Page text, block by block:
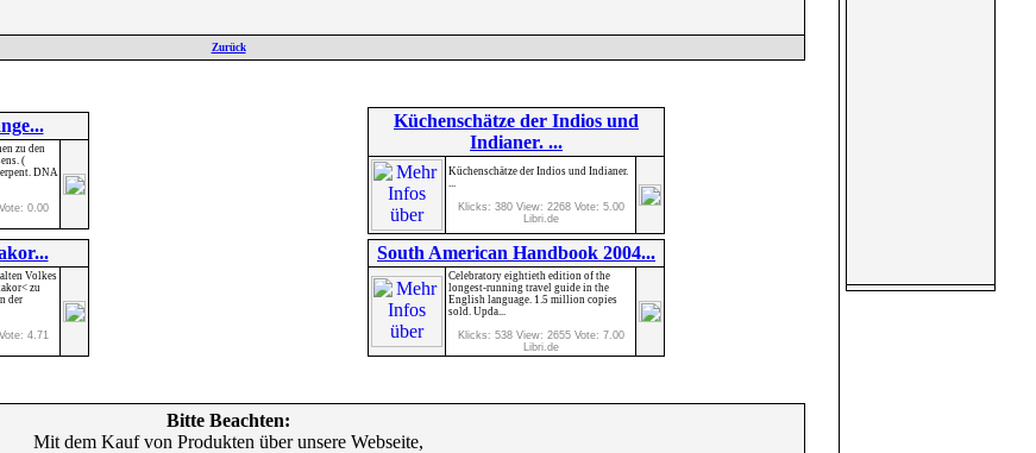
Zurück
zu den
(
DNA
0.00
Küchenschätze der Indios und
Indianer. ...
Küchenschätze der Indios und Indianer.
...
Klicks: 380 View: 2268 Vote: 5.00
Libri.de
Volkes
zu
der
4.71
South American Handbook 2004...
Celebratory eightieth edition of the
longest-running travel guide in the
English language. 1.5 million copies
sold. Upda...
Klicks: 538 View: 2655 Vote: 7.00
Libri.de
Bitte Beachten:
Mit dem Kauf von Produkten über unsere Webseite,